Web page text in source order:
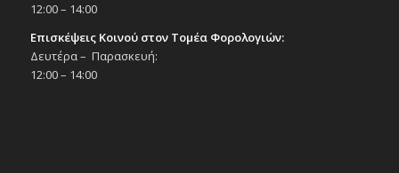
12:00 – 14:00
Επισκέψεις Κοινού στον Τομέα Φορολογιών:
Δευτέρα – Παρασκευή:
12:00 – 14:00